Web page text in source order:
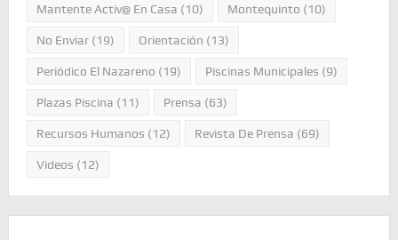
Mantente Activ@ En Casa (10) Montequinto (10)
No Enviar(19) Orientación (13)
Periódico El Nazareno (19) Piscinas Municipales (9)
Plazas Piscina (11) Prensa (63)
Recursos Humanos (12) Revista De Prensa (69)
Videos (12)